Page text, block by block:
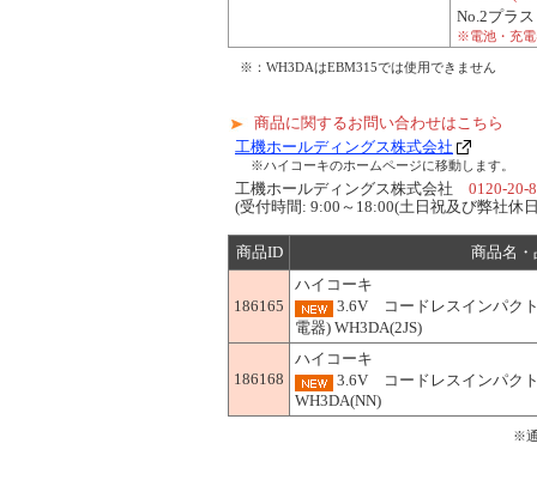
No.2プラ
※電池・充電
※：WH3DAはEBM315では使用できません
商品に関するお問い合わせはこちら
工機ホールディングス株式会社
※ハイコーキのホームページに移動します。
工機ホールディングス株式会社 0120-20-
(受付時間: 9:00～18:00(土日祝及び弊社休
商品ID 商品名・
186165
ハイコーキ
3.6V コードレスインパク
電器) WH3DA(2JS)
186168
ハイコーキ
3.6V コードレスインパク
WH3DA(NN)
※